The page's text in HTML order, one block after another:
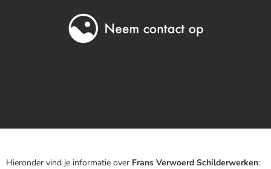
Hieronder vind je informatie over Frans Verwoerd Schilderwerken: